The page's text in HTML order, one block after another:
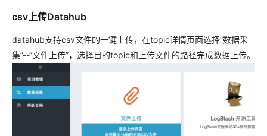
csv上传Datahub
datahub支持csv文件的一键上传，在topic详情页面选择“数据采
集”--“文件上传”，选择目的topic和上传文件的路径完成数据上传。